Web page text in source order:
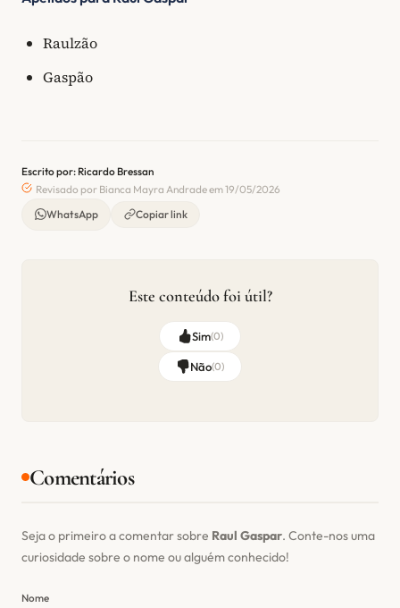
Raulzão
Gaspão
Escrito por: Ricardo Bressan
Revisado por Bianca Mayra Andrade em 19/05/2026
WhatsApp
Copiar link
Este conteúdo foi útil?
Sim(0)
Não(0)
Comentários
Seja o primeiro a comentar sobre Raul Gaspar. Conte-nos uma
curiosidade sobre o nome ou alguém conhecido!
Nome